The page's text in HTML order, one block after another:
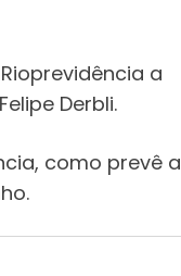
a
Derbli.
como prevê a